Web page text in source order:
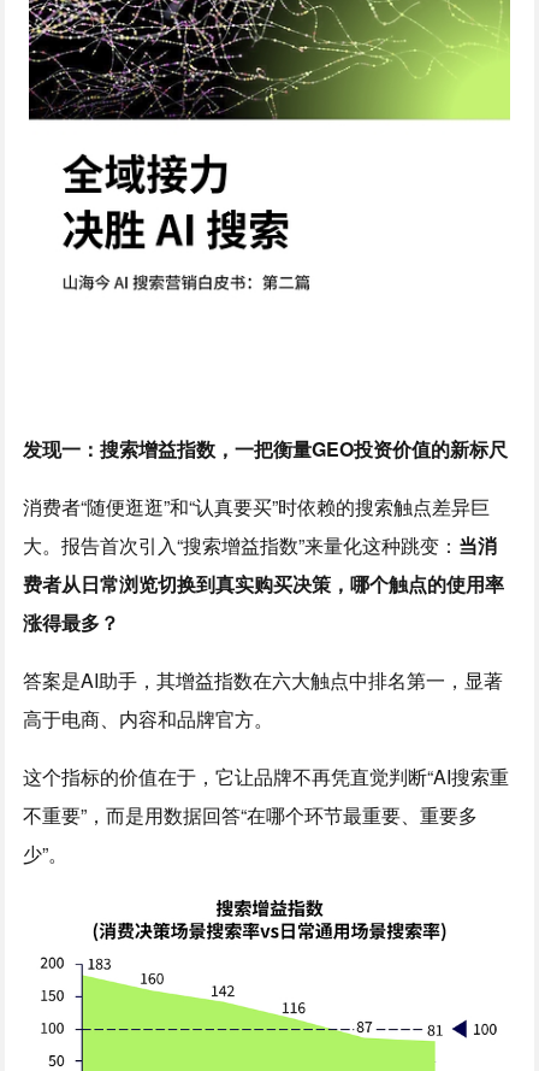
发现一：搜索增益指数，一把衡量GEO投资价值的新标尺
消费者“随便逛逛”和“认真要买”时依赖的搜索触点差异巨
大。报告首次引入“搜索增益指数”来量化这种跳变： 当消
费者从日常浏览切换到真实购买决策，哪个触点的使用率
涨得最多？
答案是AI助手，其增益指数在六大触点中排名第一，显著
高于电商、内容和品牌官方。
这个指标的价值在于，它让品牌不再凭直觉判断“AI搜索重
不重要”，而是用数据回答“在哪个环节最重要、重要多
少”。